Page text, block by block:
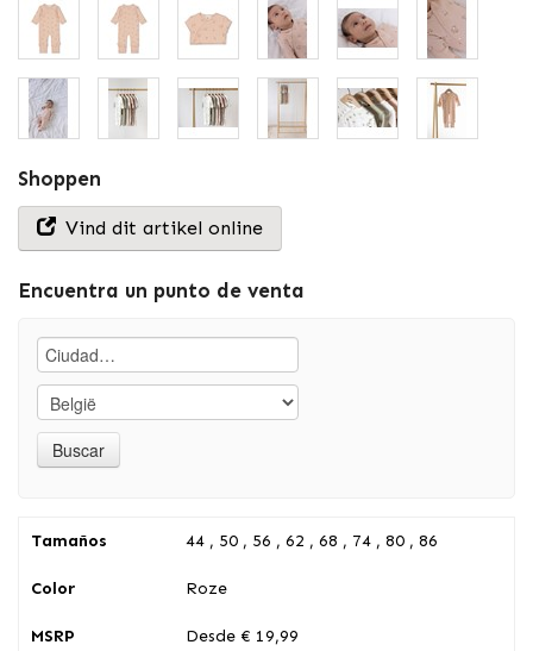
Shoppen
Vind dit artikel online
Encuentra un punto de venta
Tamaños 44 , 50 , 56 , 62 , 68 , 74 , 80 , 86
Color Roze
MSRP Desde € 19,99